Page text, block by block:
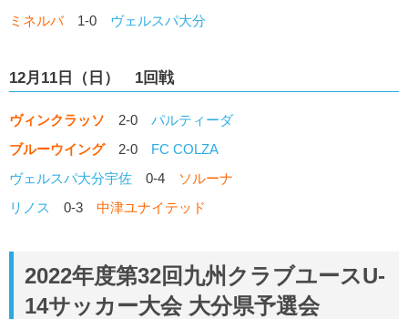
ミネルバ1-0 ヴェルスパ大分
12月11日（日） 1回戦
ヴィンクラッソ 2-0 パルティーダ
ブルーウイング2-0 FC COLZA
ヴェルスパ大分宇佐 0-4
ソルーナ
リノス
0-3 中津ユナイテッド
2022年度第32回九州クラブユースU-
14サッカー大会 大分県予選会